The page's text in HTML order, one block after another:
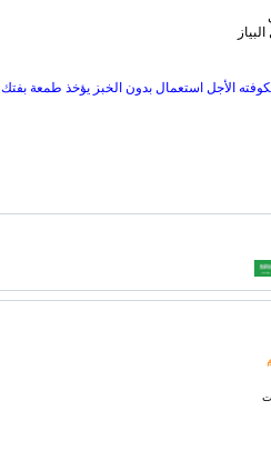
الأجل استعمال بدون الخبز يؤخذ طمعة بفتك